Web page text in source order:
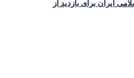
ایران برای بازدید از